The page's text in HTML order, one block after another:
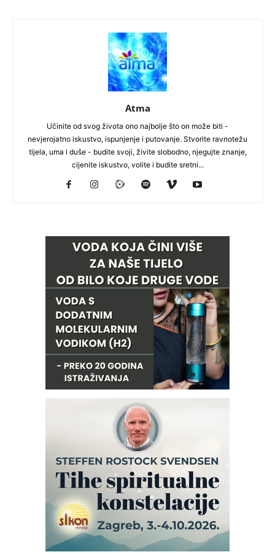
Atma
Učinite od svog života ono najbolje što on može biti -
nevjerojatno iskustvo, ispunjenje i putovanje. Stvorite ravnotežu
tijela, uma i duše - budite svoji, živite slobodno, njegujte znanje,
cijenite iskustvo, volite i budite sretni...